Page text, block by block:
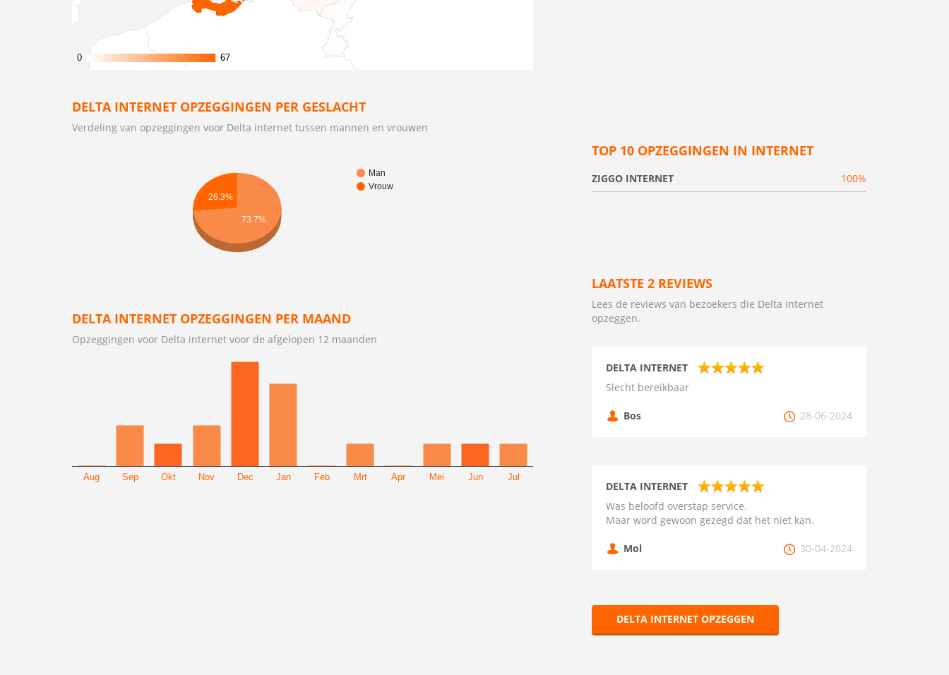
0
0 67
67
DELTA INTERNET OPZEGGINGEN PER GESLACHT
Verdeling van opzeggingen voor Delta internet tussen mannen en vrouwen
Man
Vrouw
26.3%
73.7%
DELTA INTERNET OPZEGGINGEN PER MAAND
Opzeggingen voor Delta internet voor de afgelopen 12 maanden
Aug Sep Okt Nov Dec Jan Feb Mrt Apr Mei Jun Jul
TOP 10 OPZEGGINGEN IN INTERNET
ZIGGO INTERNET 100%
LAATSTE 2 REVIEWS
Lees de reviews van bezoekers die Delta internet
opzeggen.
DELTA INTERNET
Slecht bereikbaar
Bos 28-06-2024
DELTA INTERNET
Was beloofd overstap service.
Maar word gewoon gezegd dat het niet kan.
Mol 30-04-2024
DELTA INTERNET OPZEGGEN